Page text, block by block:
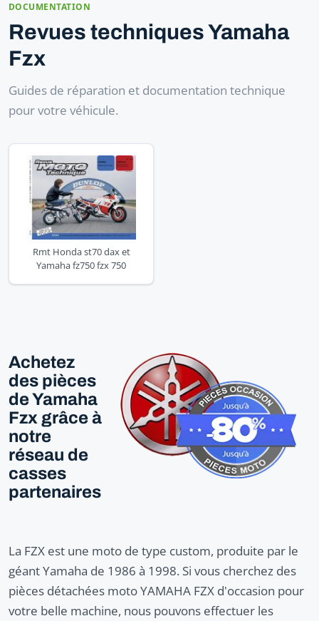
DOCUMENTATION
Revues techniques Yamaha
Fzx
Guides de réparation et documentation technique
pour votre véhicule.
Rmt Honda st70 dax et
Yamaha fz750 fzx 750
Achetez
des pièces
de Yamaha
Fzx grâce à
notre
réseau de
casses
partenaires
La FZX est une moto de type custom, produite par le
géant Yamaha de 1986 à 1998. Si vous cherchez des
pièces détachées moto YAMAHA FZX d'occasion pour
votre belle machine, nous pouvons effectuer les